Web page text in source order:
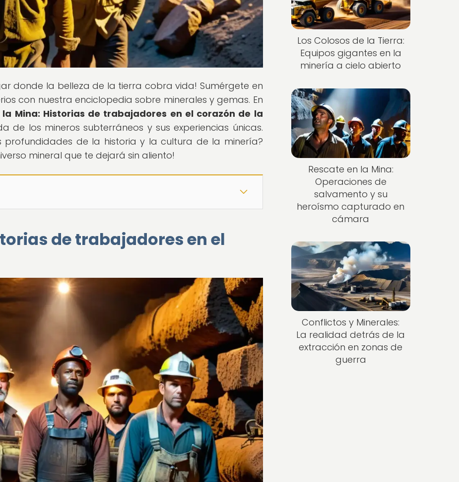
donde la belleza de la tierra cobra vida! Sumérgete en
con nuestra enciclopedia sobre minerales y gemas. En
la Mina: Historias de trabajadores en el corazón de la
de los mineros subterráneos y sus experiencias únicas.
de la historia y la cultura de la minería?
mineral que te dejará sin aliento!
de trabajadores en el
Los Colosos de la Tierra:
Equipos gigantes en la
minería a cielo abierto
Rescate en la Mina:
Operaciones de
salvamento y su
heroísmo capturado en
cámara
Conflictos y Minerales:
La realidad detrás de la
extracción en zonas de
guerra